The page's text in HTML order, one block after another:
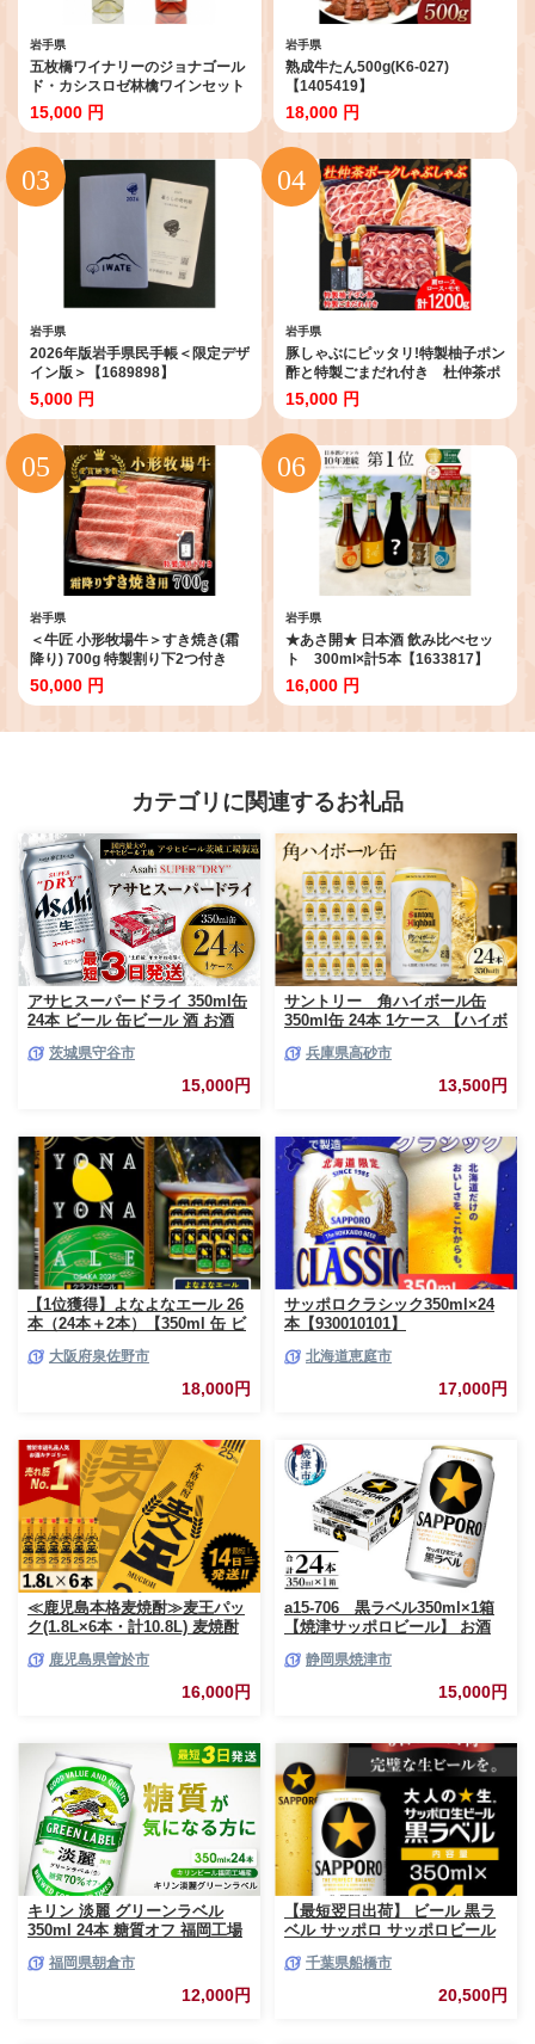
岩手県
五枚橋ワイナリーのジョナゴール
ド・カシスロゼ林檎ワインセット
【1413314】
15,000 円
岩手県
熟成牛たん500g(K6-027)
【1405419】
18,000 円
岩手県
2026年版岩手県民手帳＜限定デザ
イン版＞【1689898】
5,000 円
岩手県
豚しゃぶにピッタリ!特製柚子ポン
酢と特製ごまだれ付き 杜仲茶ポ
ークしゃぶしゃぶ
1200g【1689977】
15,000 円
岩手県
＜牛匠 小形牧場牛＞すき焼き(霜
降り) 700g 特製割り下2つ付き
【1686261】
50,000 円
岩手県
★あさ開★ 日本酒 飲み比べセッ
ト 300ml×計5本【1633817】
16,000 円
カテゴリに関連するお礼品
アサヒスーパードライ 350ml缶
24本 ビール 缶ビール 酒 お酒
茨城県守谷市
15,000円
サントリー 角ハイボール缶
350ml缶 24本 1ケース 【ハイボ
県 高砂市 ふるさと納税】
兵庫県高砂市
13,500円
【1位獲得】よなよなエール 26
本（24本＋2本）【350ml 缶 ビ
み比べ 晩酌 高評価 家計応援 特
別規格 ヤッホーブルーイング】
大阪府泉佐野市
18,000円
サッポロクラシック350ml×24
本【930010101】
北海道恵庭市
17,000円
≪鹿児島本格麦焼酎≫麦王パッ
ク(1.8L×6本・計10.8L) 麦焼酎
v02鹿児島県曽於市
16,000円
a15-706 黒ラベル350ml×1箱
【焼津サッポロビール】 お酒
ッポロ サッポロビール 黒ラベ
静岡県焼津市
15,000円
キリン 淡麗 グリーンラベル
350ml 24本 糖質オフ 福岡工場
泡酒 送料無料 ギフト 内祝い ケ
福岡県朝倉市
12,000円
【最短翌日出荷】 ビール 黒ラ
ベル サッポロ サッポロビール
箱 おすすめ 人気 ギフト 贈答
千葉県船橋市
20,500円